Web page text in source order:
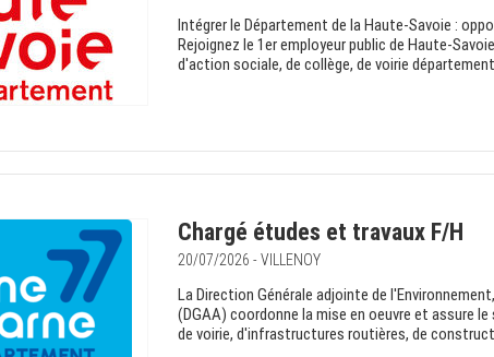
Intégrer le Département de la Haute-Savoie :
Rejoignez le 1er employeur public de Haute-
d'action sociale, de collège, de voirie
Chargé études et travaux F/H
20/07/2026 - VILLENOY
La Direction Générale adjointe de
(DGAA) coordonne la mise en oeuvre et assure
de voirie, d'infrastructures routières, de